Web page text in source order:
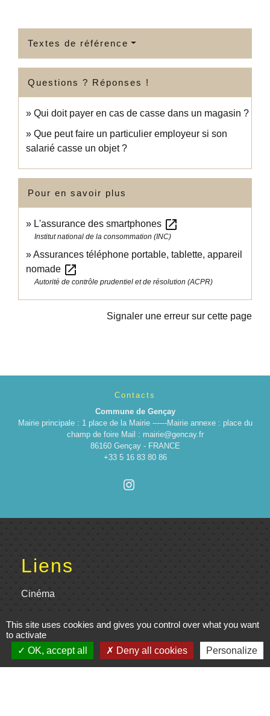
Textes de référence
Questions ? Réponses !
Qui doit payer en cas de casse dans un magasin ?
Que peut faire un particulier employeur si son
salarié casse un objet ?
Pour en savoir plus
L'assurance des smartphones open_in_new
Institut national de la consommation (INC)
Assurances téléphone portable, tablette, appareil
nomade open_in_new
Autorité de contrôle prudentiel et de résolution (ACPR)
Signaler une erreur sur cette page
Contacts
Commune de Gençay
Mairie principale : 1 place de la Mairie ------Mairie annexe : place du
champ de foire Mail : mairie@gencay.fr
86160 Gençay - FRANCE
+33 5 16 83 80 86
Liens
Cinéma
en Poitou
Actualités communauté de
This site uses cookies and gives you control over what you want
to activate
OK, accept all
Deny all cookies Personalize